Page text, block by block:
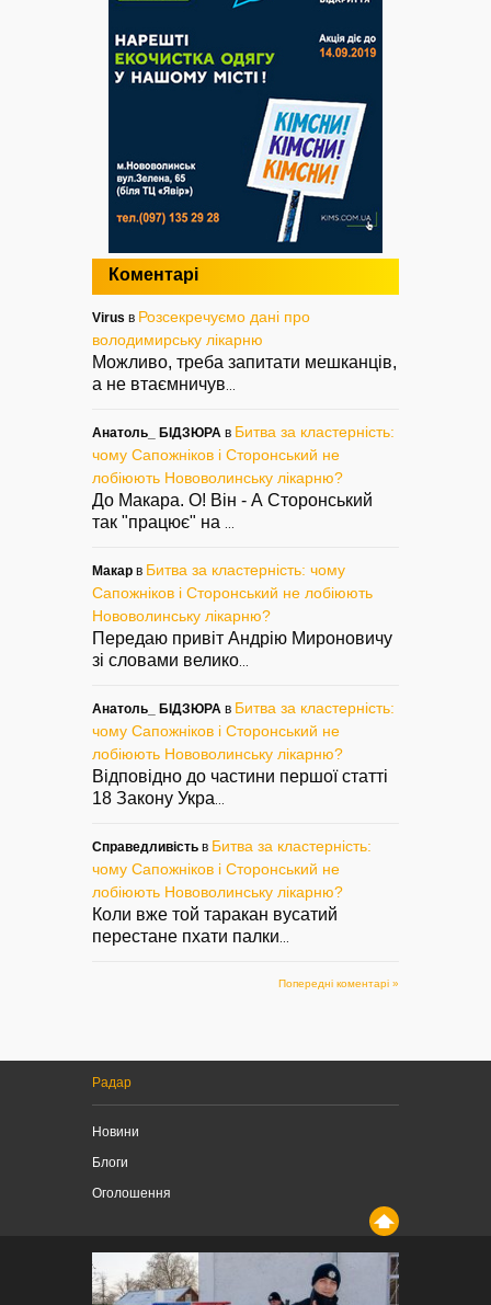
Коментарі
Virus в Розсекречуємо дані про
володимирську лікарню
Можливо, треба запитати мешканців,
а не втаємничув
Анатоль_ БІДЗЮРА в Битва за кластерність:
чому Сапожніков і Сторонський не
лобіюють Нововолинську лікарню?
До Макара. О! Він - А Сторонський
так "працює" на
Макар в Битва за кластерність: чому
Сапожніков і Сторонський не лобіюють
Нововолинську лікарню?
Передаю привіт Андрію Мироновичу
зі словами велико
Анатоль_ БІДЗЮРА в Битва за кластерність:
чому Сапожніков і Сторонський не
лобіюють Нововолинську лікарню?
Відповідно до частини першої статті
18 Закону Укра
Справедливість в Битва за кластерність:
чому Сапожніков і Сторонський не
лобіюють Нововолинську лікарню?
Коли вже той таракан вусатий
перестане пхати палки
Попередні коментарі »
Радар
Новини
Блоги
Оголошення